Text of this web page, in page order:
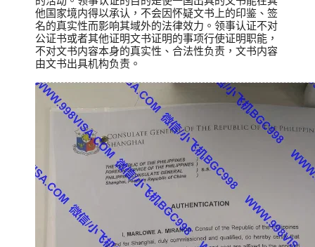
他国家境内得以承认，不会因怀疑文书上的印鉴、签
名的真实性而影响其域外的法律效力。领事认证不对
公证书或者其他证明文书证明的事项行使证明职能，
不对文书内容本身的真实性、合法性负责，文书内容
由文书出具机构负责。